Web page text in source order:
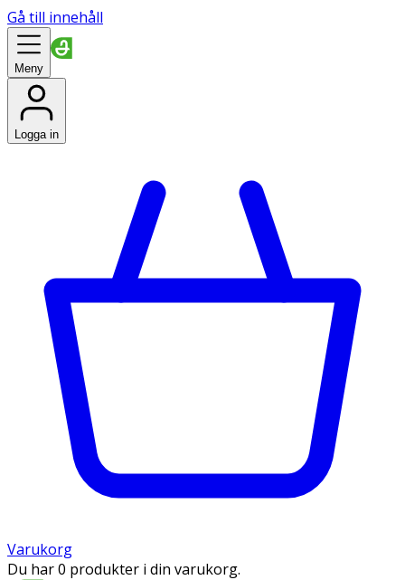
Gå till innehåll
Meny
Logga in
Varukorg
Du har 0 produkter i din varukorg.